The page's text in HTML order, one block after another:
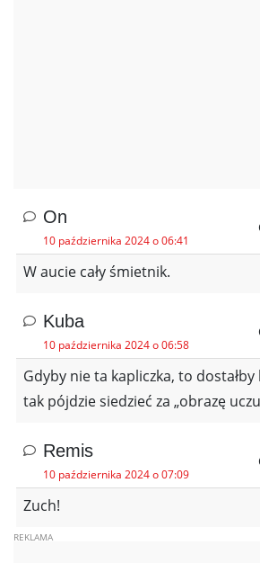
On
10 października 2024 o 06:41
W aucie cały śmietnik.
Kuba
10 października 2024 o 06:58
Gdyby nie ta kapliczka, to dostałby
tak pójdzie siedzieć za „obrazę
Remis
10 października 2024 o 07:09
Zuch!